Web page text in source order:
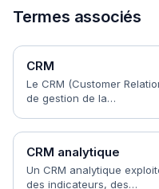
Termes associés
CRM
Le CRM (Customer
de gestion de la…
CRM analytique
Un CRM analytique
des indicateurs, des…